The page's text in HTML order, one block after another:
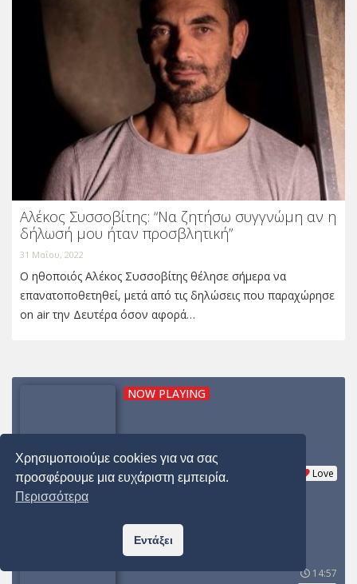
Αλέκος Συσσοβίτης: “Να ζητήσω συγγνώμη αν η
δήλωσή μου ήταν προσβλητική”
31 Μαΐου, 2022
O ηθοποιός Αλέκος Συσσοβίτης θέλησε σήμερα να
επανατοποθετηθεί, μετά από τις δηλώσεις που παραχώρησε
on air την Δευτέρα όσον αφορά…
NOW PLAYING
Love
ΝΑΤΑΣΑ ΘΕΟΔΩΡΙΔΟΥ
ΗΤΑΝ ΝΑ ΒΡΕΘΟΥΜΕ
14:57
Χρησιμοποιούμε cookies για να σας
προσφέρουμε μια ευχάριστη εμπειρία.
Περισσότερα
Εντάξει